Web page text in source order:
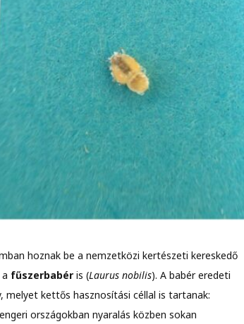
hoznak be a nemzetközi kertészeti kereskedő
fűszerbabéris (Laurus nobilis). A babér eredeti
melyet kettős hasznosítási céllal is tartanak:
országokban nyaralás közben sokan